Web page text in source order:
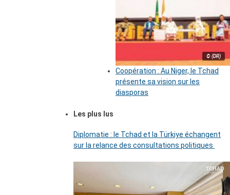
© (DR)
Coopération : Au Niger, le Tchad
présente sa vision sur les
diasporas
Les plus lus
Diplomatie : le Tchad et la Türkiye échangent
sur la relance des consultations politiques